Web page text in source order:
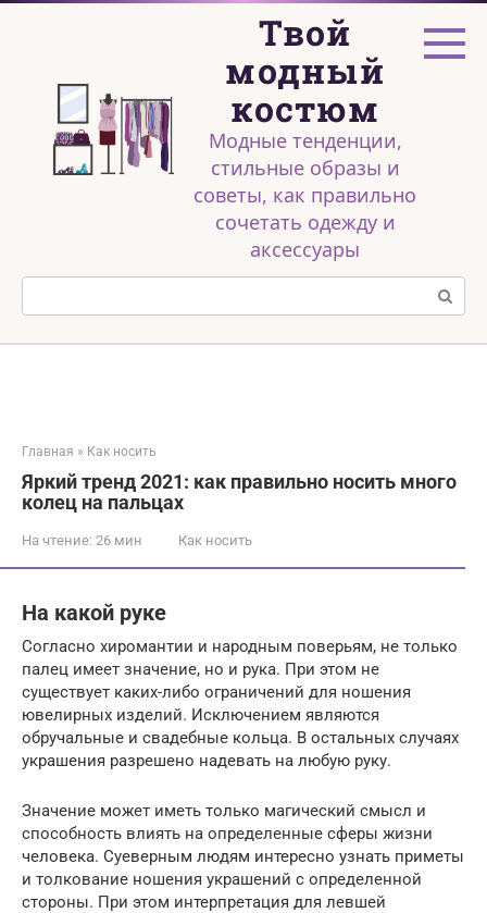
Перейти
Твой
модный
костюм
Модные тенденции,
стильные образы и
советы, как правильно
сочетать одежду и
аксессуары
Поиск:
Главная » Как носить
Яркий тренд 2021: как правильно носить много
колец на пальцах
На чтение: 26 мин Как носить
На какой руке
Согласно хиромантии и народным поверьям, не только
палец имеет значение, но и рука. При этом не
существует каких-либо ограничений для ношения
ювелирных изделий. Исключением являются
обручальные и свадебные кольца. В остальных случаях
украшения разрешено надевать на любую руку.
Значение может иметь только магический смысл и
способность влиять на определенные сферы жизни
человека. Суеверным людям интересно узнать приметы
и толкование ношения украшений с определенной
стороны. При этом интерпретация для левшей